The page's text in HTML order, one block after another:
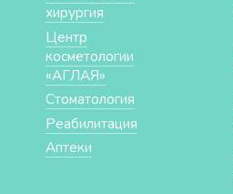
хирургия
Центр
косметологии
«АГЛАЯ»
Стоматология
Реабилитация
Аптеки